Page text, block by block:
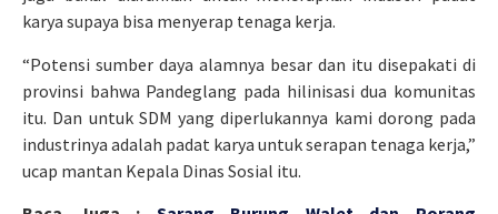
karya supaya bisa menyerap tenaga kerja.
“Potensi sumber daya alamnya besar dan itu disepakati di
provinsi bahwa Pandeglang pada hilinisasi dua komunitas
itu. Dan untuk SDM yang diperlukannya kami dorong pada
industrinya adalah padat karya untuk serapan tenaga kerja,”
ucap mantan Kepala Dinas Sosial itu.